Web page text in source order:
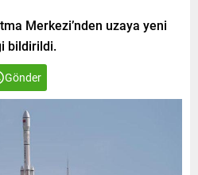
Merkezi’nden uzaya yeni
bildirildi.
Gönder